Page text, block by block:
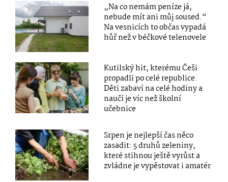
„Na co nemám peníze já,
nebude mít ani můj soused.“
Na vesnicích to občas vypadá
hůř než v béčkové telenovele
Kutilský hit, kterému Češi
propadli po celé republice.
Děti zabaví na celé hodiny a
naučí je víc než školní
učebnice
Srpen je nejlepší čas něco
zasadit: 5 druhů zeleniny,
které stihnou ještě vyrůst a
zvládne je vypěstovat i amatér